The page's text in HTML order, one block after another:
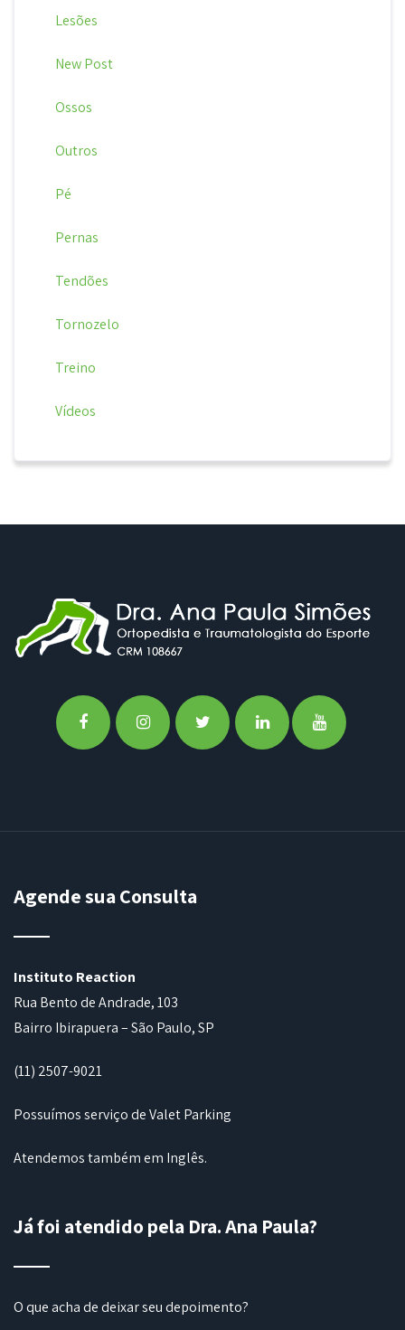
Lesões
New Post
Ossos
Outros
Pé
Pernas
Tendões
Tornozelo
Treino
Vídeos
Agende sua Consulta
Instituto Reaction
Rua Bento de Andrade, 103
Bairro Ibirapuera – São Paulo, SP
(11) 2507-9021
Possuímos serviço de Valet Parking
Atendemos também em Inglês.
Já foi atendido pela Dra. Ana Paula?
O que acha de deixar seu depoimento?